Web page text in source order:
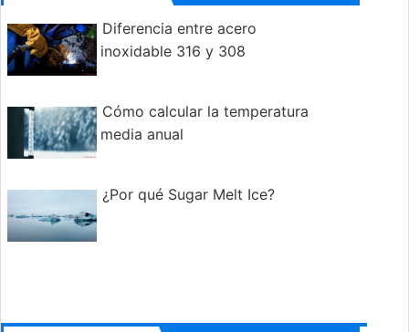
Diferencia entre acero
inoxidable 316 y 308
Cómo calcular la temperatura
media anual
¿Por qué Sugar Melt Ice?